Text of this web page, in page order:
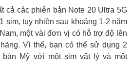
cả các phiên bản Note 20 Ultra 5G
sim, tuy nhiên sau khoảng 1-2 năm
một vài đơn vị có hỗ trợ độ lên
Vì thế, bạn có thể sử dụng 2
bản Mỹ với một sim vật lý và một